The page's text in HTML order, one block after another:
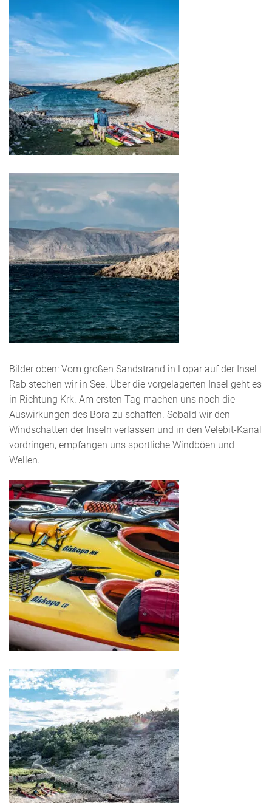
Bilder oben: Vom großen Sandstrand in Lopar auf der Insel
Rab stechen wir in See. Über die vorgelagerten Insel geht es
in Richtung Krk. Am ersten Tag machen uns noch die
Auswirkungen des Bora zu schaffen. Sobald wir den
Windschatten der Inseln verlassen und in den Velebit-Kanal
vordringen, empfangen uns sportliche Windböen und
Wellen.